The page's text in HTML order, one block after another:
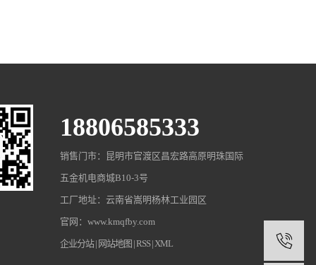
18806585333
销售门市：昆明市官渡区昌宏路高原明珠国际
五金机电商城B10-3号
工厂地址：云南省嵩明杨林工业园区
官网：www.kmqfby.com
企业分站| 网站地图 |RSS|XML